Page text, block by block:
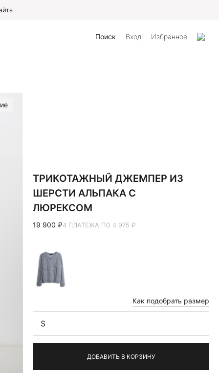
Поиск Вход Избранное
ТРИКОТАЖНЫЙ ДЖЕМПЕР ИЗ
ШЕРСТИ АЛЬПАКА С
ЛЮРЕКСОМ
19 900 ₽4 ПЛАТЕЖА ПО 4 975 ₽
Как подобрать размер
S
ДОБАВИТЬ В КОРЗИНУ